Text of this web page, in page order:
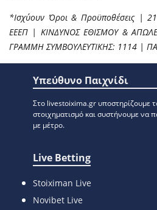
*Ισχύουν Όροι & Προϋποθέσεις |
ΕΕΕΠ | ΚΙΝΔΥΝΟΣ ΕΘΙΣΜΟΥ &
ΓΡΑΜΜΗ ΣΥΜΒΟΥΛΕΥΤΙΚΗΣ: 1114 |
Υπεύθυνο Παιχνίδι
Στο livestoixima.gr υποστηρίζουμε
στοιχηματισμό και συστήνουμε να
με μέτρο.
Live Betting
Stoiximan Live
Novibet Live